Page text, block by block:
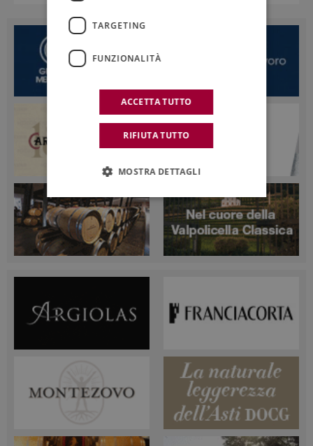
TARGETING
FUNZIONALITÀ
ACCETTA TUTTO
RIFIUTA TUTTO
MOSTRA DETTAGLI